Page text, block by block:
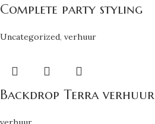
Complete party styling
Uncategorized, verhuur
Backdrop Terra verhuur